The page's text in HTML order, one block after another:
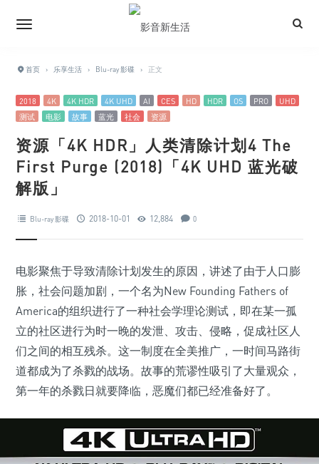
首页 › 乐享生活 › Blu-ray 影碟 › 正文
2018 4K 4K HDR 4K UHD AI CES HD HDR OS PRO
UHD
测试
电影 故事 蓝光 社会 资源
资源「4K HDR」人类清除计划4 The
First Purge (2018)「4K UHD 蓝光破
解版」
Blu-ray 影碟 2018-10-01 12,884 0
电影聚焦于导致清除计划发生的原因，讲述了由于人口膨
胀，社会问题加剧，一个名为New Founding Fathers of
America的组织进行了一种社会学理论测试，即在某一孤
立的社区进行为时一晚的发泄、攻击、侵略，促成社区人
们之间的相互残杀。这一制度在全美推广，一时间马路街
道都成为了杀戮的战场。故事的荒谬性吸引了大量观众，
第一年的杀戮日就要降临，恶魔们都已经准备好了。